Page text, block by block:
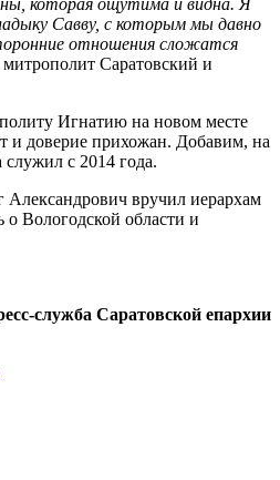
Савву, с которым мы давно
отношения сложатся
митрополит Саратовский и
Игнатию на новом месте
и доверие прихожан. Добавим, на
служил с 2014 года.
Александрович вручил иерархам
Вологодской области и
служба Саратовской епархии